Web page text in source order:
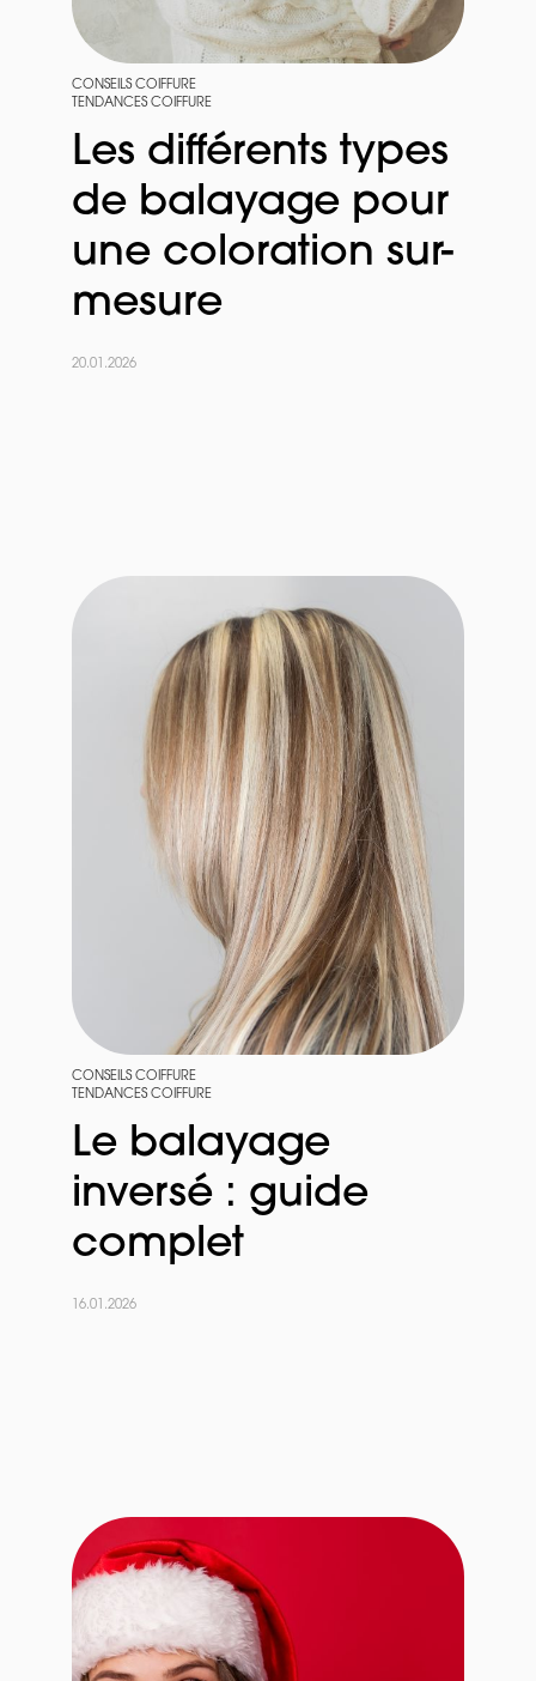
CONSEILS COIFFURE
TENDANCES COIFFURE
Les différents types
de balayage pour
une coloration sur-
mesure
20.01.2026
CONSEILS COIFFURE
TENDANCES COIFFURE
Le balayage
inversé : guide
complet
16.01.2026